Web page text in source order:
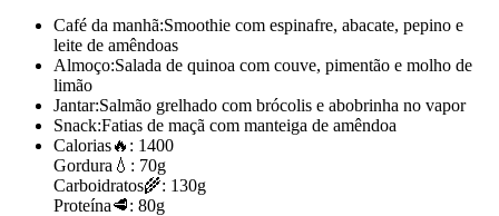
Café da manhã:Smoothie com espinafre, abacate, pepino e
leite de amêndoas
Almoço:Salada de quinoa com couve, pimentão e molho de
limão
Jantar:Salmão grelhado com brócolis e abobrinha no vapor
Snack:Fatias de maçã com manteiga de amêndoa
Calorias🔥: 1400
Gordura 💧: 70g
Carboidratos🌾: 130g
Proteína🥩: 80g